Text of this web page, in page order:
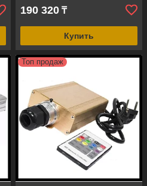
190 320 ₸
Купить
Топ продаж